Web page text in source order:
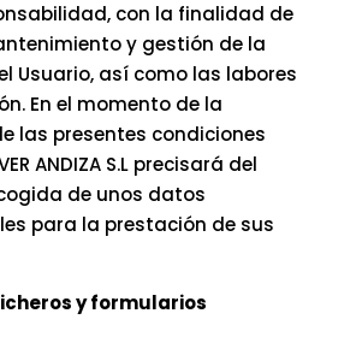
con la finalidad de
y gestión de la
Usuario, así como las labores
En el momento de la
las presentes condiciones
ANDIZA S.L precisará del
de unos datos
para la prestación de sus
y formularios